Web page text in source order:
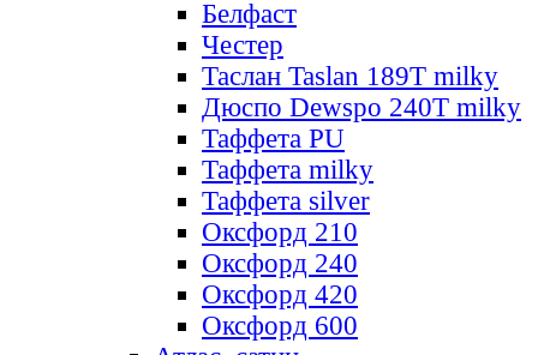
Белфаст
Честер
Таслан Taslan 189T milky
Дюспо Dewspo 240T milky
Таффета PU
Таффета milky
Таффета silver
Оксфорд 210
Оксфорд 240
Оксфорд 420
Оксфорд 600